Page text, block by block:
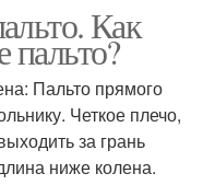
Как
пальто?
Пальто прямого
Четкое плечо,
за грань
ниже колена.